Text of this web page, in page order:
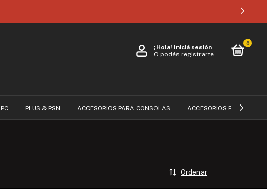
¡Hola! Iniciá sesión
O podés registrarte
0
PC PLUS & PSN ACCESORIOS PARA CONSOLAS ACCESORIOS PARA
Ordenar